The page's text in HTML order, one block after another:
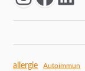
allergie Autoimmun